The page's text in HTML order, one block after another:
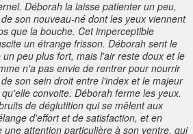
Déborah la laisse patienter un peu,
son nouveau-né dont les yeux viennent
que la bouche. Cet imperceptible
un étrange frisson. Déborah sent le
peu plus fort, mais l'air reste doux et le
n'a pas envie de rentrer pour nourrir
son sein droit entre l'index et le majeur
convoite. Déborah ferme les yeux.
de déglutition qui se mêlent aux
d'effort et de satisfaction, et en
attention particulière à son ventre, qui